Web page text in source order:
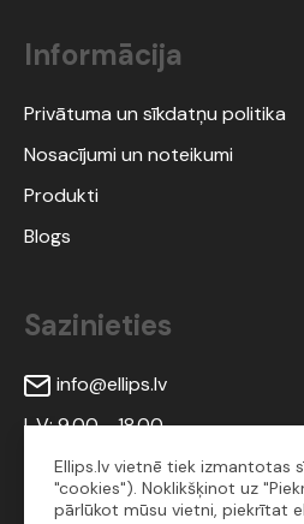
Informācija
Privātuma un sīkdatņu politika
Nosacījumi un noteikumi
Produkti
Blogs
Sazinieties
info@ellips.lv
I-V: 9.00 - 18.00
Sekojiet mums
Ellips.lv vietnē tiek izmantotas
"cookies"). Noklikšķinot uz
pārlūkot mūsu vietni, piekrītat